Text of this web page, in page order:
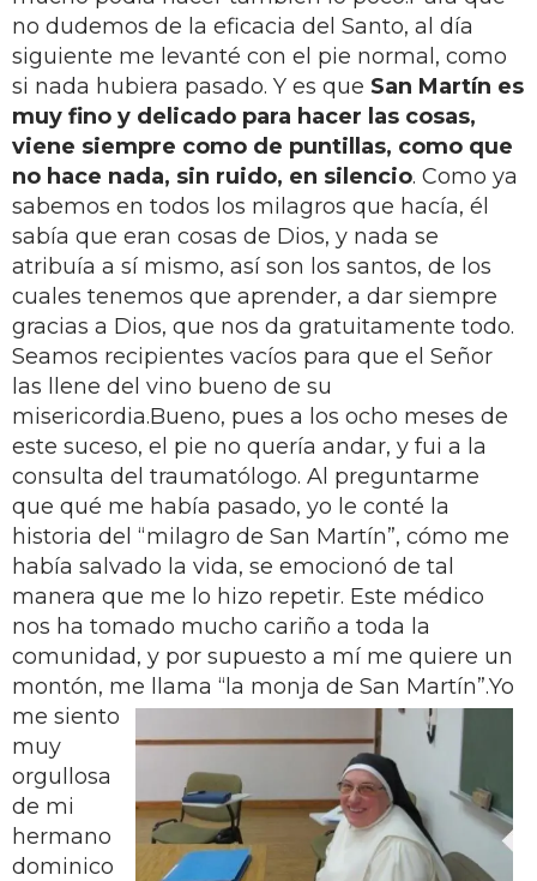
no dudemos de la eficacia del Santo, al día
siguiente me levanté con el pie normal, como
si nada hubiera pasado. Y es que San Martín es
muy fino y delicado para hacer las cosas,
viene siempre como de puntillas, como que
no hace nada, sin ruido, en silencio. Como ya
sabemos en todos los milagros que hacía, él
sabía que eran cosas de Dios, y nada se
atribuía a sí mismo, así son los santos, de los
cuales tenemos que aprender, a dar siempre
gracias a Dios, que nos da gratuitamente todo.
Seamos recipientes vacíos para que el Señor
las llene del vino bueno de su
misericordia.Bueno, pues a los ocho meses de
este suceso, el pie no quería andar, y fui a la
consulta del traumatólogo. Al preguntarme
que qué me había pasado, yo le conté la
historia del “milagro de San Martín”, cómo me
había salvado la vida, se emocionó de tal
manera que me lo hizo repetir. Este médico
nos ha tomado mucho cariño a toda la
comunidad, y por supuesto a mí me quiere un
montón, me llama “la monja de San Martín”.Yo
me siento
muy
orgullosa
de mi
hermano
dominico